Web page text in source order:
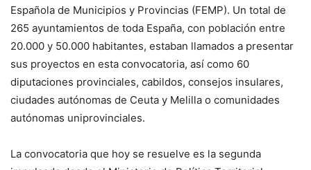
Española de Municipios y Provincias (FEMP). Un total de
265 ayuntamientos de toda España, con población entre
20.000 y 50.000 habitantes, estaban llamados a presentar
sus proyectos en esta convocatoria, así como 60
diputaciones provinciales, cabildos, consejos insulares,
ciudades autónomas de Ceuta y Melilla o comunidades
autónomas uniprovinciales.
La convocatoria que hoy se resuelve es la segunda